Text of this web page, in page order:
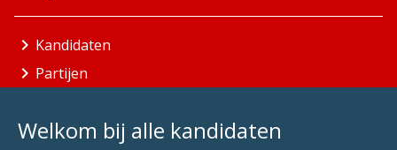
Welkom bij alle kandidaten
Kandidaten
Partijen
Aandachtsgebieden